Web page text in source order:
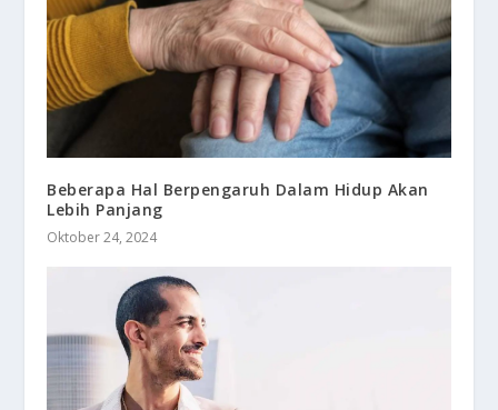
Beberapa Hal Berpengaruh Dalam Hidup Akan
Lebih Panjang
Oktober 24, 2024